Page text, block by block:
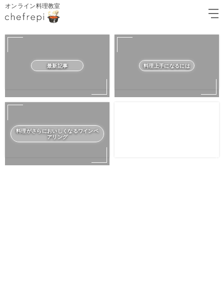
オンライン料理教室
最新記事 料理上手になるには
料理がさらにおいしくなるワインペ
アリング